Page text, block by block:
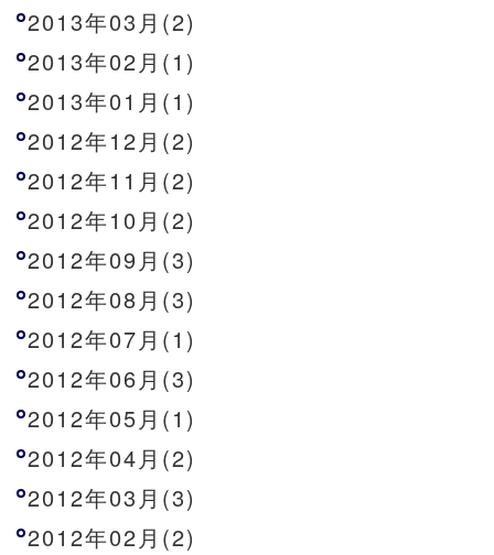
2013年03月(2)
2013年02月(1)
2013年01月(1)
2012年12月(2)
2012年11月(2)
2012年10月(2)
2012年09月(3)
2012年08月(3)
2012年07月(1)
2012年06月(3)
2012年05月(1)
2012年04月(2)
2012年03月(3)
2012年02月(2)